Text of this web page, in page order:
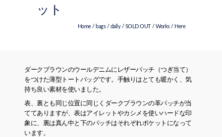
ット
Home/ bags/ daily/ SOLD OUT/ Works/ Here
ダークブラウンのウールデニムにレザーパッチ（つぎ当て）
をつけた薄型トートバッグです。手触りはとても暖かく、気
持ち良い素材を使いました。
表、裏とも同じ位置に同じくダークブラウンの革パッチが当
ててありますが、表はアイレットやカシメを使いハードな印
象に、裏は真ん中と下のパッチはそれぞれポケットになって
います。